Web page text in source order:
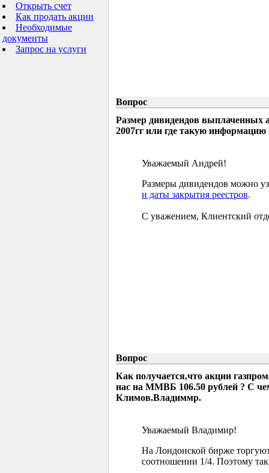
Открыть счет
Как продать акции
Необходимые
документы
Запрос на услуги
Вопрос
Размер дивидендов выплаченных
2007гг или где такую информацию
Уважаемый Андрей!
Размеры дивидендов можно
и даты закрытия реестров.
С уважением, Клиентский
Вопрос
Как получается,что акции
нас на ММВБ 106.50 рублей ? С
Климов.Владиммр.
Уважаемый Владимир!
На Лондонской бирже
соотношении 1/4. Поэтому так